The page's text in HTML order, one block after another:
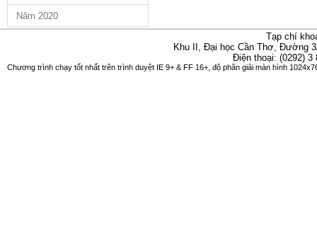
Năm 2020
Tạp chí
Khu II, Đại học Cần Thơ, Đường
Điện thoại: (0292)
Chương trình chạy tốt nhất trên trình duyệt IE 9+ & FF 16+, độ phân giải màn hình